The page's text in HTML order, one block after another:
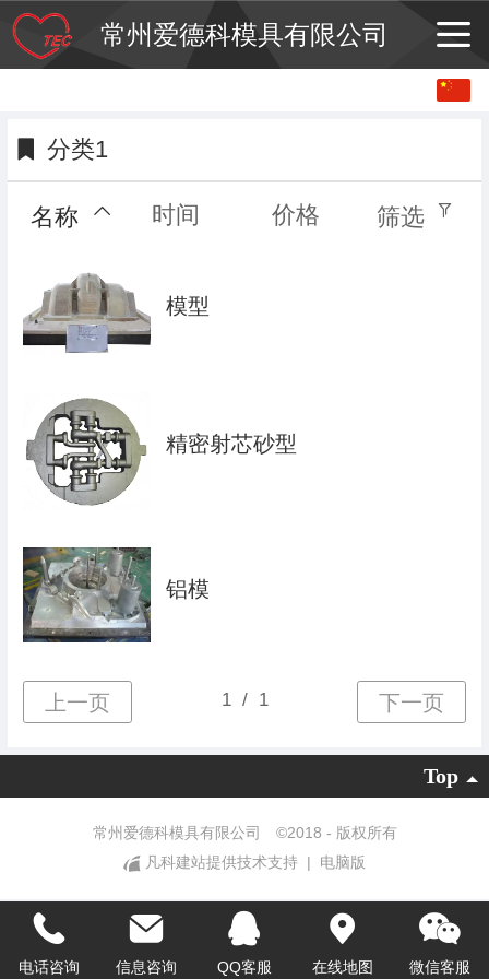
常州爱德科模具有限公司
分类1
名称 时间 价格 筛选
模型
精密射芯砂型
铝模
Top
常州爱德科模具有限公司 ©2018 - 版权所有
凡科建站提供技术支持
| 电脑版
电话咨询 信息咨询 QQ客服 在线地图 微信客服